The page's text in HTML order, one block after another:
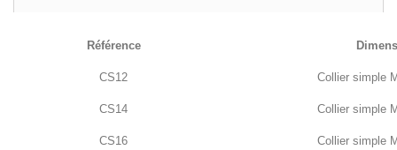
Référence
CS12 Collier simple
CS14 Collier simple
CS16 Collier simple